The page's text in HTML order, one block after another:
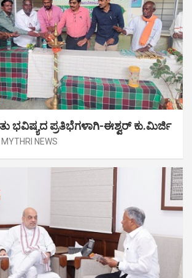
ಭವಿಷ್ಯದ ಪ್ರತಿಭೆಗಳಾಗಿ-ಈಶ್ವರ್ ಕು.ಮಿರ್ಜಿ
MYTHRI NEWS